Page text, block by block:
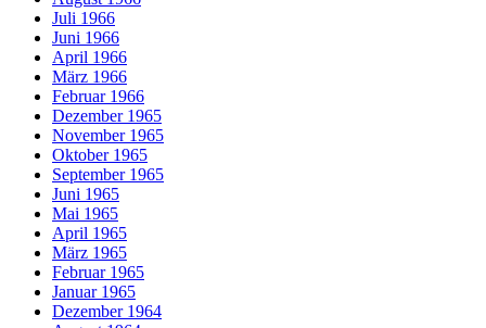
Juli 1966
Juni 1966
April 1966
März 1966
Februar 1966
Dezember 1965
November 1965
Oktober 1965
September 1965
Juni 1965
Mai 1965
April 1965
März 1965
Februar 1965
Januar 1965
Dezember 1964